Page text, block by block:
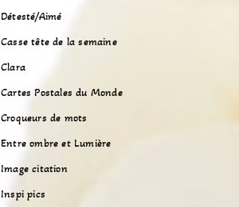
Détesté/Aimé
Casse tête de la semaine
Clara
Cartes Postales du Monde
Croqueurs de mots
Entre ombre et Lumière
Image citation
Inspi pics